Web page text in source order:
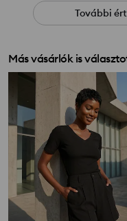
További
Más vásárlók is